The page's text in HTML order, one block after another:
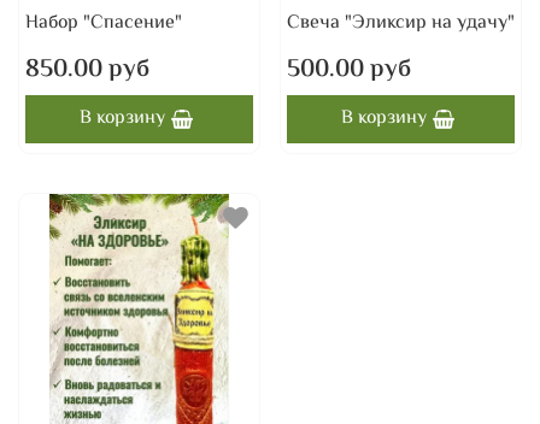
Набор "Спасение"
850.00 руб
В корзину
Свеча "Эликсир на удачу"
500.00 руб
В корзину